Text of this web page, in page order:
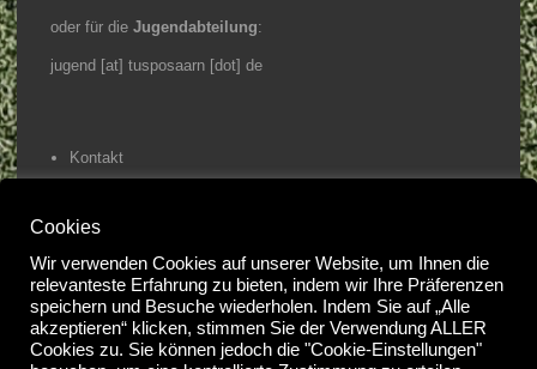
oder für die Jugendabteilung:
jugend [at] tusposaarn [dot] de
Kontakt
Home
@2023 Tuspo Saarn e.V.
Cookies
Wir verwenden Cookies auf unserer Website, um Ihnen die
relevanteste Erfahrung zu bieten, indem wir Ihre Präferenzen
speichern und Besuche wiederholen. Indem Sie auf „Alle
akzeptieren“ klicken, stimmen Sie der Verwendung ALLER
Cookies zu. Sie können jedoch die "Cookie-Einstellungen"